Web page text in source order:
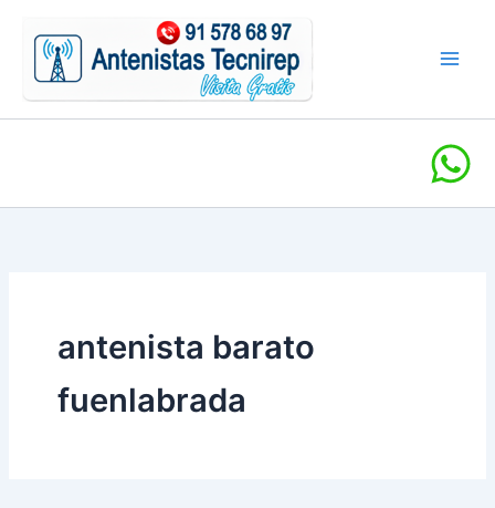
contenido
antenista barato
fuenlabrada